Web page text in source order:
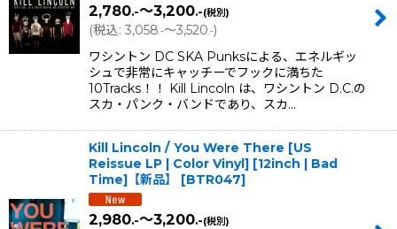
2,780.-～3,200.-(税別)
(税込: 3,058.-～3,520.-)
ワシントン DC SKA Punksによる、エネルギッ
シュで非常にキャッチーでフックに満ちた
10Tracks！！ Kill Lincoln は、ワシントン D.C.の
スカ・パンク・バンドであり、スカ…
Kill Lincoln / You Were There [US
Reissue LP | Color Vinyl] [12inch | Bad
Time]【新品】
[BTR047]
2,980.-～3,200.-(税別)